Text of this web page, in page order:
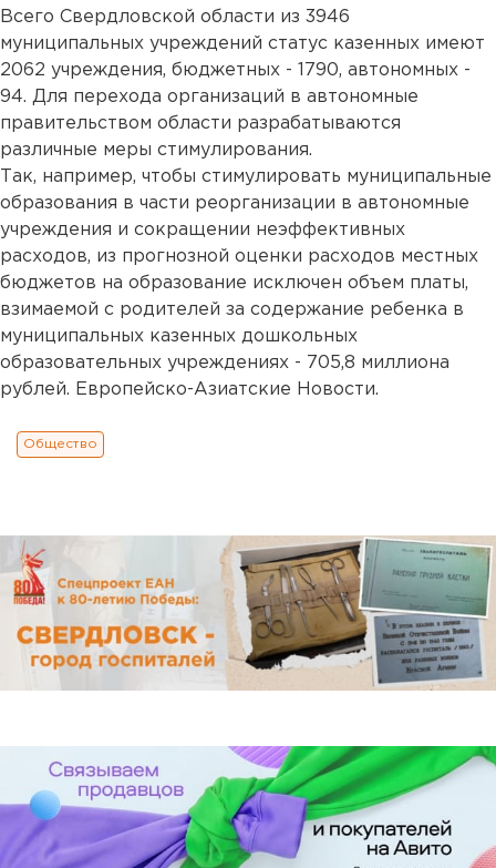
Всего Свердловской области из 3946
муниципальных учреждений статус казенных имеют
2062 учреждения, бюджетных - 1790, автономных -
94. Для перехода организаций в автономные
правительством области разрабатываются
различные меры стимулирования.
Так, например, чтобы стимулировать муниципальные
образования в части реорганизации в автономные
учреждения и сокращении неэффективных
расходов, из прогнозной оценки расходов местных
бюджетов на образование исключен объем платы,
взимаемой с родителей за содержание ребенка в
муниципальных казенных дошкольных
образовательных учреждениях - 705,8 миллиона
рублей. Европейско-Азиатские Новости.
Общество